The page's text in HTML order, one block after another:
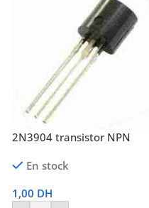
2N3904 transistor NPN
En stock
1,00 DH